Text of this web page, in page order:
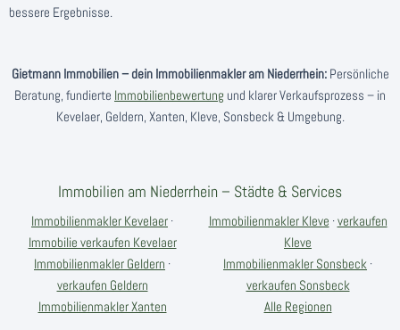
bessere Ergebnisse.
Gietmann Immobilien – dein Immobilienmakler am Niederrhein:Persönliche
Beratung, fundierte Immobilienbewertung und klarer Verkaufsprozess – in
Kevelaer, Geldern, Xanten, Kleve, Sonsbeck & Umgebung.
Immobilien am Niederrhein – Städte & Services
Immobilienmakler Kevelaer ·
Immobilie verkaufen Kevelaer
Immobilienmakler Geldern ·
verkaufen Geldern
Immobilienmakler Xanten
Immobilienmakler Kleve ·verkaufen
Kleve
Immobilienmakler Sonsbeck ·
verkaufen Sonsbeck
Alle Regionen